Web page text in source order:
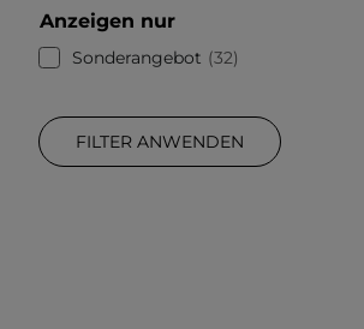
Anzeigen nur
Sonderangebot 32
FILTER ANWENDEN